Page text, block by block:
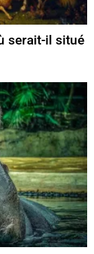
serait-il situé